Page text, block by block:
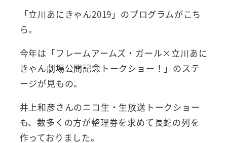
「立川あにきゃん2019」のプログラムがこち
ら。
今年は「フレームアームズ・ガール×立川あに
きゃん劇場公開記念トークショー！」のステ
ージが見もの。
井上和彦さんのニコ生・生放送トークショー
も、数多くの方が整理券を求めて長蛇の列を
作っておりました。